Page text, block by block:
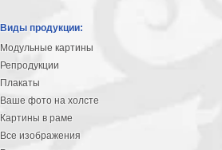
Виды продукции:
Модульные картины
Репродукции
Плакаты
Ваше фото на холсте
Картины в раме
Все изображения